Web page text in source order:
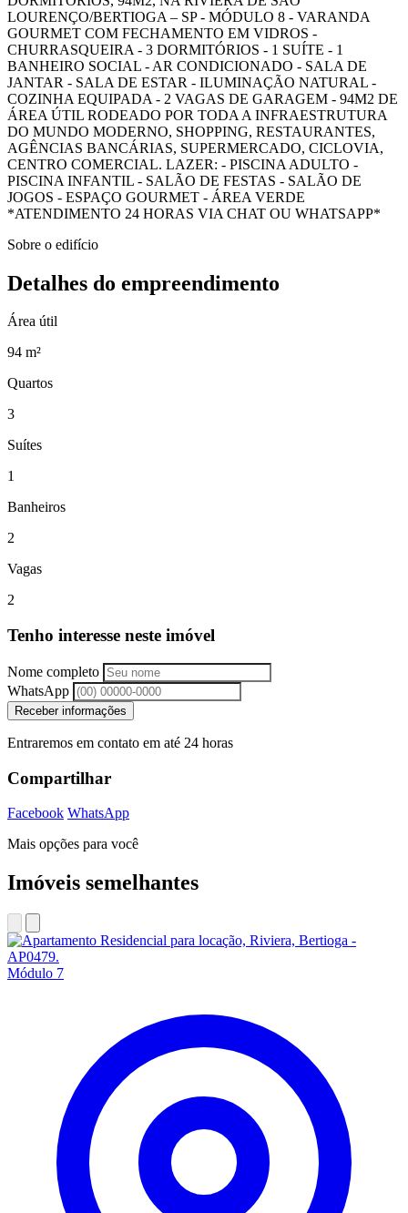
LOURENÇO/BERTIOGA – SP - MÓDULO 8 - VARANDA
GOURMET COM FECHAMENTO EM VIDROS -
CHURRASQUEIRA - 3 DORMITÓRIOS - 1 SUÍTE - 1
BANHEIRO SOCIAL - AR CONDICIONADO - SALA DE
JANTAR - SALA DE ESTAR - ILUMINAÇÃO NATURAL -
COZINHA EQUIPADA - 2 VAGAS DE GARAGEM - 94M2 DE
ÁREA ÚTIL RODEADO POR TODA A INFRAESTRUTURA
DO MUNDO MODERNO, SHOPPING, RESTAURANTES,
AGÊNCIAS BANCÁRIAS, SUPERMERCADO, CICLOVIA,
CENTRO COMERCIAL. LAZER: - PISCINA ADULTO -
PISCINA INFANTIL - SALÃO DE FESTAS - SALÃO DE
JOGOS - ESPAÇO GOURMET - ÁREA VERDE
*ATENDIMENTO 24 HORAS VIA CHAT OU WHATSAPP*
Sobre o edifício
Detalhes do empreendimento
Área útil
94 m²
Quartos
3
Suítes
1
Banheiros
2
Vagas
2
Tenho interesse neste imóvel
Nome completo
WhatsApp
Receber informações
Entraremos em contato em até 24 horas
Compartilhar
Facebook WhatsApp
Mais opções para você
Imóveis semelhantes
Módulo 7